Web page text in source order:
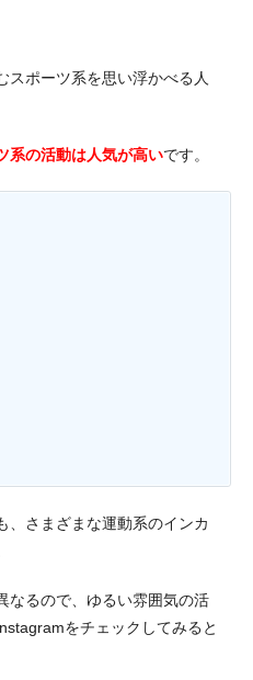
スポーツ系を思い浮かべる人
系の活動は人気が高いです。
、さまざまな運動系のインカ
なるので、ゆるい雰囲気の活
をチェックしてみると